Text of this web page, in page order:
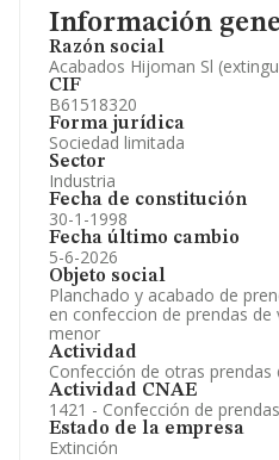
Información
Razón social
Acabados Hijoman Sl
CIF
B61518320
Forma jurídica
Sociedad limitada
Sector
Industria
Fecha de constitución
30-1-1998
Fecha último cambio
5-6-2026
Objeto social
Planchado y acabado de
en confeccion de prendas
menor
Actividad
Confección de otras prendas
Actividad CNAE
1421 - Confección de
Estado de la empresa
Extinción
Información oficial y